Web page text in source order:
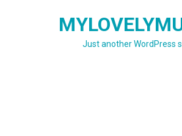
Just another WordPress